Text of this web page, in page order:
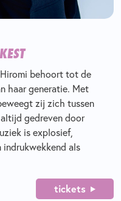
behoort tot de
haar generatie. Met
zij zich tussen
gedreven door
is explosief,
indrukwekkend als
tickets